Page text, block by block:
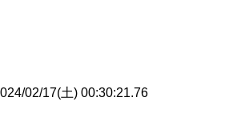
02/17(土) 00:30:21.76